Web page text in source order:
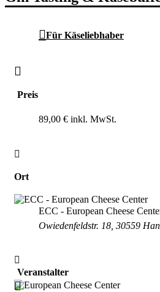
Für Käseliebhaber
Preis
89,00 €
Ort
ECC - European Cheese
Owiedenfeldstr. 18, 30559
Veranstalter